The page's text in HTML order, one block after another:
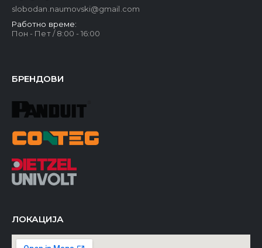
slobodan.naumovski@gmail.com
Работно време:
Пон - Пет / 8:00 - 16:00
БРЕНДОВИ
ЛОКАЦИЈА